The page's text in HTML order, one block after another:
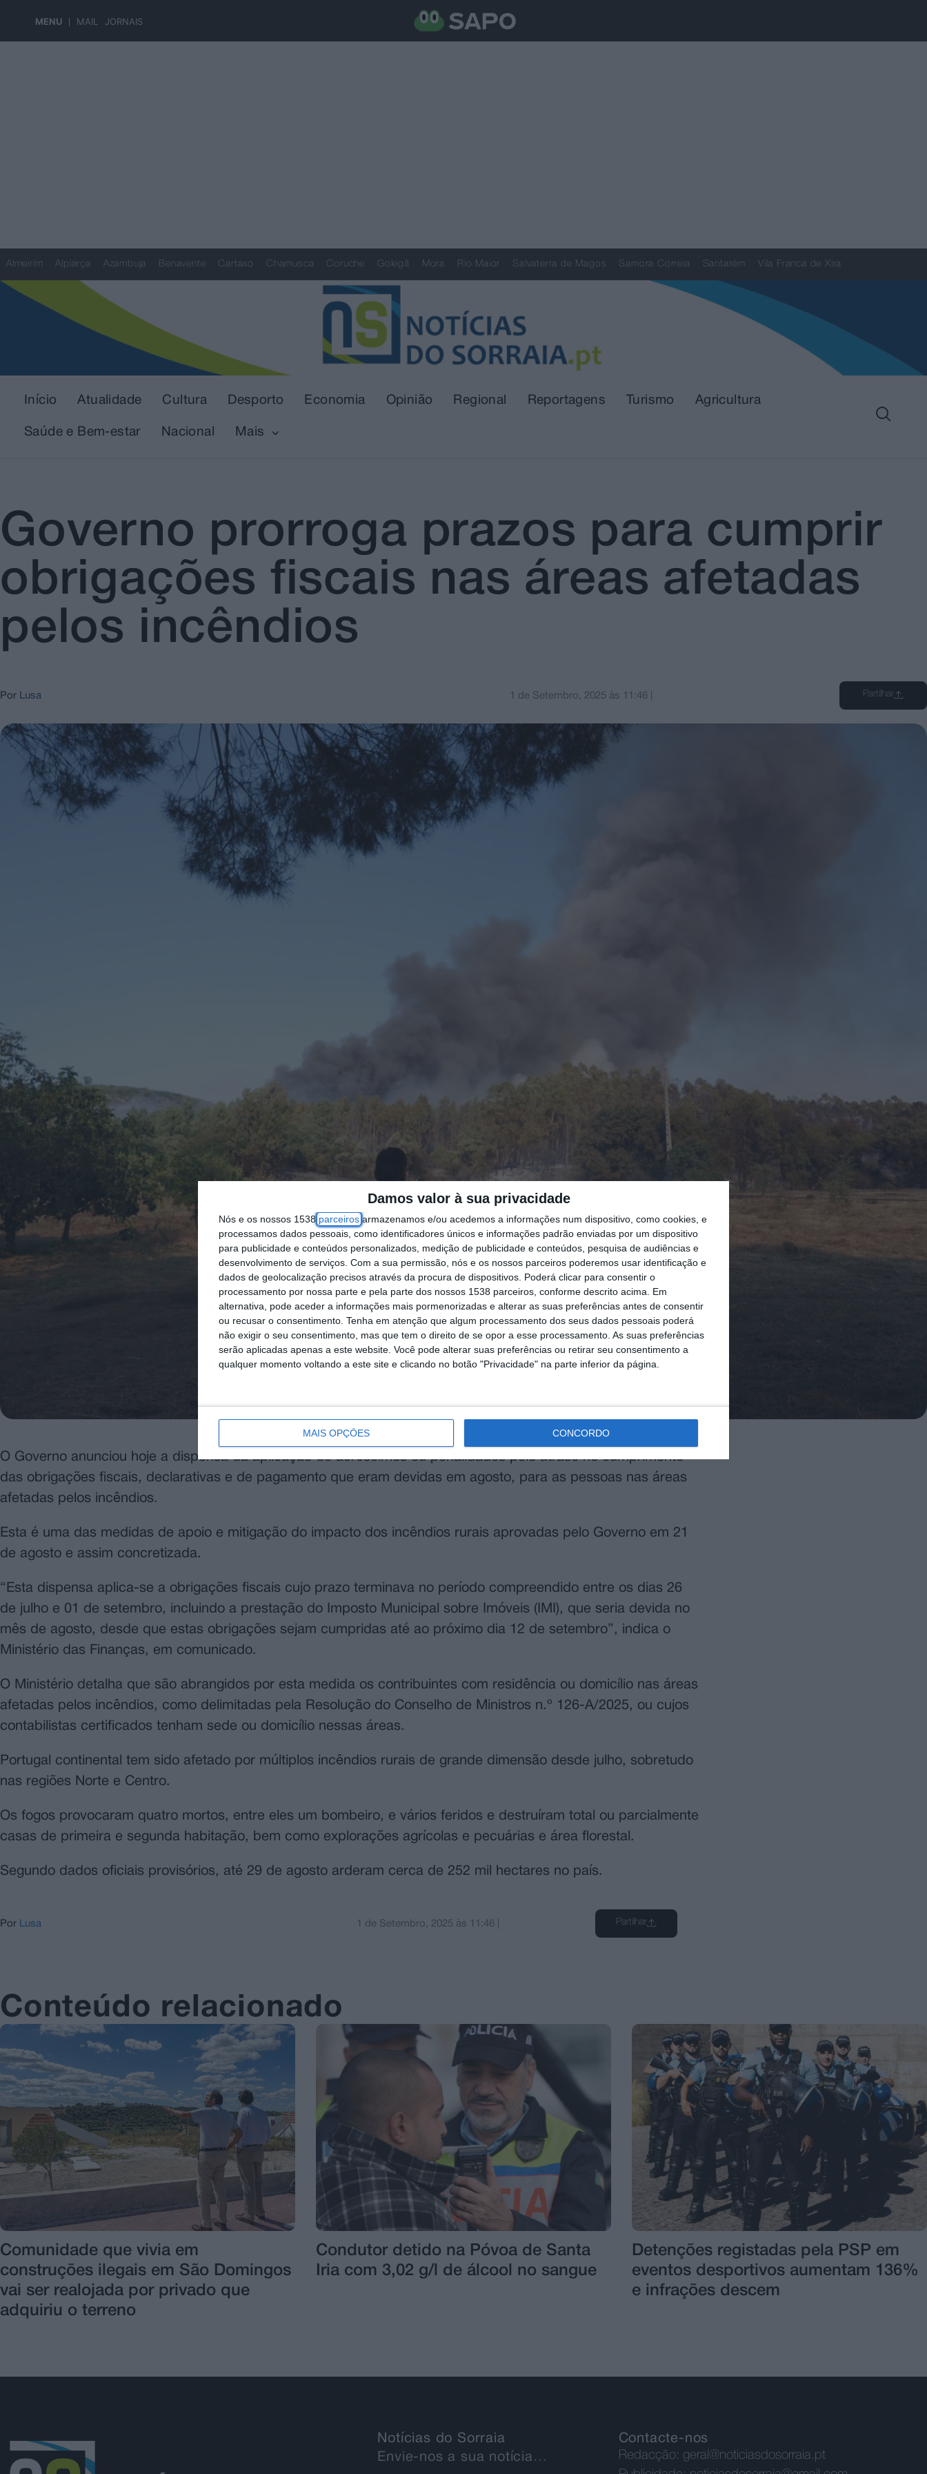
Damos valor à sua privacidade
Nós e os nossos 1538parceirosarmazenamos e/ou acedemos a informações num dispositivo, como cookies, e
processamos dados pessoais, como identificadores únicos e informações padrão enviadas por um dispositivo
para publicidade e conteúdos personalizados, medição de publicidade e conteúdos, pesquisa de audiências e
desenvolvimento de serviços. Com a sua permissão, nós e os nossos parceiros poderemos usar identificação e
dados de geolocalização precisos através da procura de dispositivos. Poderá clicar para consentir o
processamento por nossa parte e pela parte dos nossos 1538 parceiros, conforme descrito acima. Em
alternativa, pode aceder a informações mais pormenorizadas e alterar as suas preferências antes de consentir
ou recusar o consentimento. Tenha em atenção que algum processamento dos seus dados pessoais poderá
não exigir o seu consentimento, mas que tem o direito de se opor a esse processamento. As suas preferências
serão aplicadas apenas a este website. Você pode alterar suas preferências ou retirar seu consentimento a
qualquer momento voltando a este site e clicando no botão "Privacidade" na parte inferior da página.
MAIS OPÇÕES CONCORDO
MENU MAIL JORNAIS
Almeirim Alpiarça Azambuja Benavente Cartaxo Chamusca Coruche Golegã Mora Rio Maior Salvaterra de Magos Samora Correia Santarém Vila Franca de Xira
Início Atualidade Cultura Desporto Economia Opinião Regional Reportagens Turismo Agricultura
Saúde e Bem-estar Nacional Mais
Governo prorroga prazos para cumprir
obrigações fiscais nas áreas afetadas
pelos incêndios
Por Lusa 1 de Setembro, 2025 às 11:46 Partilhar
O Governo anunciou hoje a dispensa da aplicação de acréscimos ou penalidades pelo atraso no cumprimento
das obrigações fiscais, declarativas e de pagamento que eram devidas em agosto, para as pessoas nas áreas
afetadas pelos incêndios.
Esta é uma das medidas de apoio e mitigação do impacto dos incêndios rurais aprovadas pelo Governo em 21
de agosto e assim concretizada.
“Esta dispensa aplica-se a obrigações fiscais cujo prazo terminava no período compreendido entre os dias 26
de julho e 01 de setembro, incluindo a prestação do Imposto Municipal sobre Imóveis (IMI), que seria devida no
mês de agosto, desde que estas obrigações sejam cumpridas até ao próximo dia 12 de setembro”, indica o
Ministério das Finanças, em comunicado.
O Ministério detalha que são abrangidos por esta medida os contribuintes com residência ou domicílio nas áreas
afetadas pelos incêndios, como delimitadas pela Resolução do Conselho de Ministros n.º 126-A/2025, ou cujos
contabilistas certificados tenham sede ou domicílio nessas áreas.
Portugal continental tem sido afetado por múltiplos incêndios rurais de grande dimensão desde julho, sobretudo
nas regiões Norte e Centro.
Os fogos provocaram quatro mortos, entre eles um bombeiro, e vários feridos e destruíram total ou parcialmente
casas de primeira e segunda habitação, bem como explorações agrícolas e pecuárias e área florestal.
Segundo dados oficiais provisórios, até 29 de agosto arderam cerca de 252 mil hectares no país.
Por Lusa 1 de Setembro, 2025 às 11:46| Partilhar
Conteúdo relacionado
Comunidade que vivia em
construções ilegais em São Domingos
vai ser realojada por privado que
adquiriu o terreno
Condutor detido na Póvoa de Santa
Iria com 3,02 g/l de álcool no sangue
Detenções registadas pela PSP em
eventos desportivos aumentam 136%
e infrações descem
Notícias do Sorraia
Envie-nos a sua notícia…
Contacte-nos
Redacção: geral@noticiasdosorraia.pt